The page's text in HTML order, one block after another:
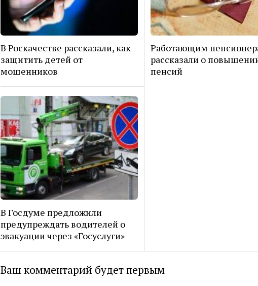
В Роскачестве рассказали, как
защитить детей от
мошенников
Работающим
рассказали о
пенсий
В Госдуме предложили
предупреждать водителей о
эвакуации через «Госуслуги»
Ваш комментарий будет первым